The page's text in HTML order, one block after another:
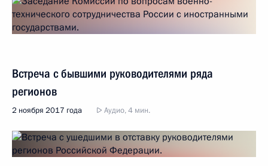
Встреча с бывшими руководителями ряда
регионов
2 ноября 2017 года Аудио, 4 мин.